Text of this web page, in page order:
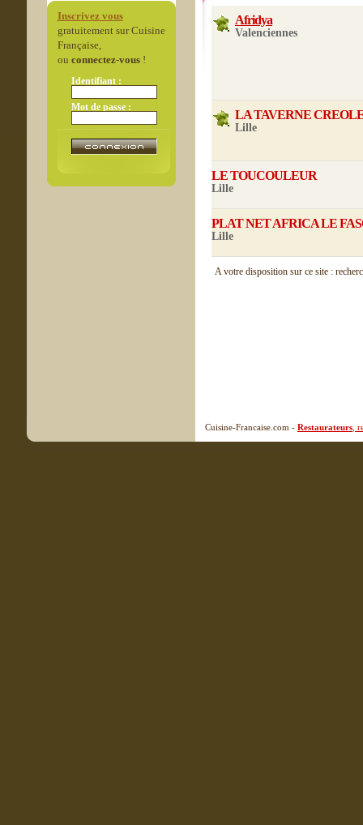
Inscrivez vous
gratuitement sur Cuisine
Française,
ou connectez-vous!
Identifiant :
Mot de passe :
Afridya
Valenciennes
LA TAVERNE
Lille
LE TOUCOULEUR
Lille
PLAT NET AFRICA LE
Lille
A votre disposition sur ce site :
Cuisine-Francaise.com - Restaurateurs ,